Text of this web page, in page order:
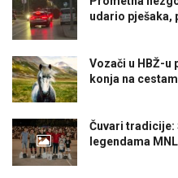
udario pješaka,
Vozači u HBŽ-u
konja na
Čuvari
legendama